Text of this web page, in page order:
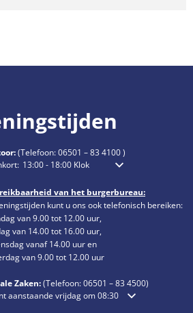
(Telefoon:06501 – 83 4100)
openings- of sluitingstijden te verbergen
13:00-18:00Klok Van 13.00 tot 18.00
van het burgerbureau:
kunt u ons ook telefonisch bereiken:
van 9.00 tot 12.00 uur,
van 14.00 tot 16.00 uur,
vanaf 14.00 uur en
van 9.00 tot 12.00 uur
Zaken:(Telefoon:06501 – 834500)
of sluitingstijden te verbergen
aanstaande vrijdag om 08:30